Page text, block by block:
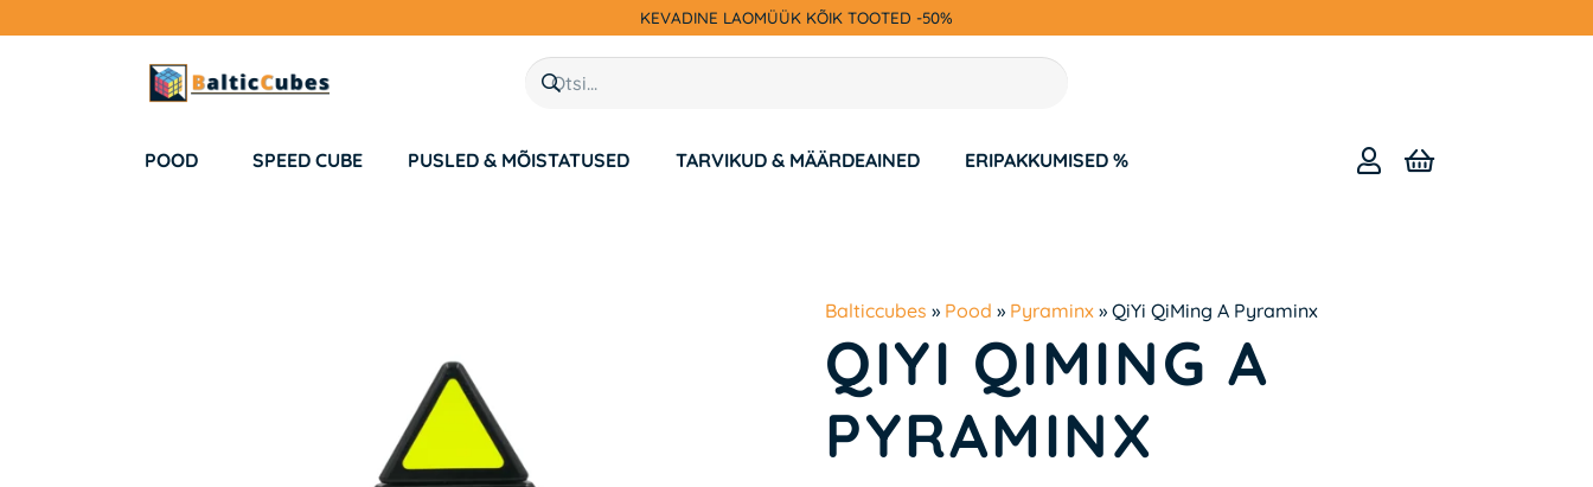
KEVADINE LAOMÜÜK KÕIK TOOTED -50%
POOD SPEED CUBE PUSLED & MÕISTATUSED TARVIKUD & MÄÄRDEAINED ERIPAKKUMISED %
Balticcubes » Pood » Pyraminx » QiYi QiMing A Pyraminx
QIYI QIMING A
PYRAMINX